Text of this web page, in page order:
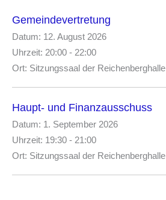
n
c
h
:
Gemeindevertretung
Datum: 12. August 2026
Uhrzeit: 20:00 - 22:00
Ort: Sitzungssaal der Reichenberghalle
Haupt- und Finanzausschuss
Datum: 1. September 2026
Uhrzeit: 19:30 - 21:00
Ort: Sitzungssaal der Reichenberghalle